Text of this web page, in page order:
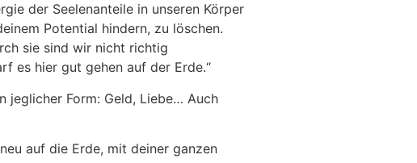
der Seelenanteile in unseren Körper
Potential hindern, zu löschen.
sie sind wir nicht richtig
es hier gut gehen auf der Erde.“
jeglicher Form: Geld, Liebe… Auch
auf die Erde, mit deiner ganzen